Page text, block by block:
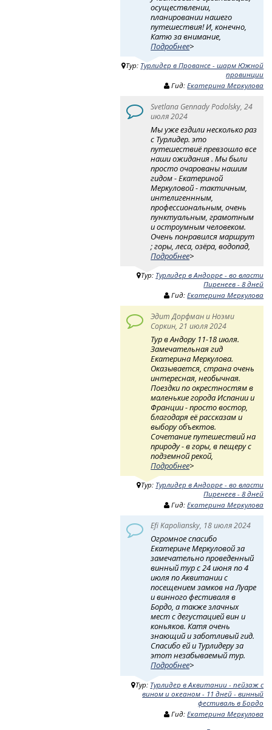
осуществлении,
планировании нашего
путешествия! И, конечно,
Катю за внимание,
Подробнее>
Тур: Турлидер в Провансе - шарм Южной
провинции
Гид:Екатерина Меркулова
Svetlana Gennady Podolsky, 24
июля 2024
Мы уже ездили несколько раз
с Турлидер. это
путешествиё превзошло все
наши ожидания . Мы были
просто очарованы нашим
гидом - Екатериной
Меркуловой - тактичным,
интелигеннным,
профессиональным, очень
пунктуальным, грамотным
и остроумным человеком.
Очень понравился маршрут
; горы, леса, озёра, водопад,
Подробнее>
Тур: Турлидер в Андорре - во власти
Пиренеев - 8 дней
Гид:Екатерина Меркулова
Эдит Дорфман и Ноэми
Соркин, 21 июля 2024
Тур в Андору 11-18 июля.
Замечательная гид
Екатерина Меркулова.
Оказывается, страна очень
интересная, необычная.
Поездки по окрестностям в
маленькие города Испании и
Франции - просто востор,
благодаря её рассказам и
выбору объектов.
Сочетание путешествий на
природу - в горы, в пещеру с
подземной рекой,
Подробнее>
Тур: Турлидер в Андорре - во власти
Пиренеев - 8 дней
Гид:Екатерина Меркулова
Efi Kapoliansky, 18 июля 2024
Огромное спасибо
Екатерине Меркуловой за
замечательно проведенный
винный тур с 24 июня по 4
июля по Аквитании с
посещением замков на Луаре
и винного фестиваля в
Бордо, а также злачных
мест с дегустацией вин и
коньяков. Катя очень
знающий и заботливый гид.
Спасибо ей и Турлидеру за
этот незабываемый тур.
Подробнее>
Тур: Турлидер в Аквитании - пейзаж с
вином и океаном - 11 дней - винный
фестиваль в Бордо
Гид:Екатерина Меркулова